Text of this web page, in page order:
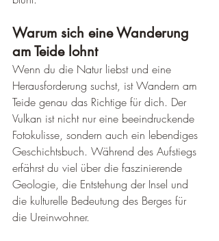
Warum sich eine Wanderung
am Teide lohnt
Wenn du die Natur liebst und eine
Herausforderung suchst, ist Wandern am
Teide genau das Richtige für dich. Der
Vulkan ist nicht nur eine beeindruckende
Fotokulisse, sondern auch ein lebendiges
Geschichtsbuch. Während des Aufstiegs
erfährst du viel über die faszinierende
Geologie, die Entstehung der Insel und
die kulturelle Bedeutung des Berges für
die Ureinwohner.